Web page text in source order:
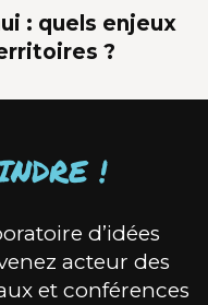
: quels enjeux
?
!
d’idées
acteur des
et conférences